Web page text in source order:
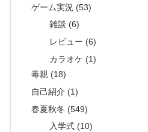
ゲーム実況 (53)
雑談 (6)
レビュー (6)
カラオケ (1)
毒親 (18)
自己紹介 (1)
春夏秋冬 (549)
入学式 (10)